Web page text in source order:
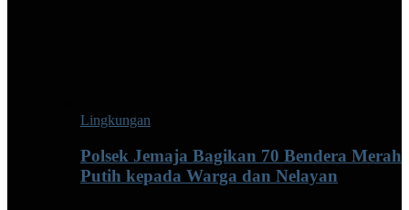
Lingkungan
Polsek Jemaja Bagikan 70 Bendera Merah
Putih kepada Warga dan Nelayan